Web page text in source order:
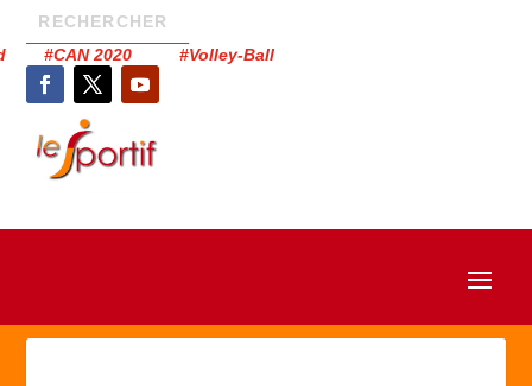
#CAN 2020 #Volley-Ball